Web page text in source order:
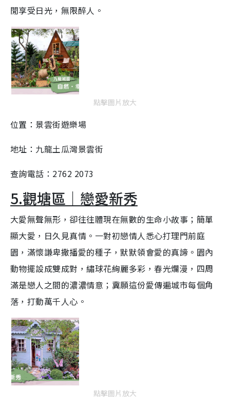
閒享受日光，無限醉人。
點擊圖片放大
位置：景雲街遊樂場
地址：九龍土瓜灣景雲街
查詢電話：2762 2073
5.觀塘區｜戀愛新秀
大愛無聲無形，卻往往體現在無數的生命小故事；簡單
顯大愛，日久見真情。一對初戀情人悉心打理門前庭
園，滿懷謙卑撒播愛的種子，默默領會愛的真諦。園內
動物擺設成雙成對，繡球花絢麗多彩，春光爛漫，四周
滿是戀人之間的濃濃情意；冀願這份愛傳遍城市每個角
落，打動萬千人心。
點擊圖片放大